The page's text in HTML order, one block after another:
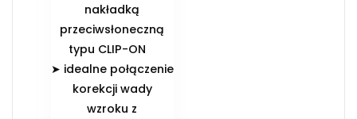
nakładką
przeciwsłoneczną
typu CLIP-ON
➤ idealne połączenie
korekcji wady
wzroku z